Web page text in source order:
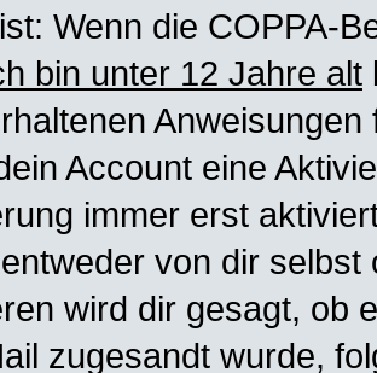
Wenn die COPPA-
bin unter 12 Jahre alt
Account eine
immer erst
von dir selbst
wird dir gesagt, ob
zugesandt wurde,